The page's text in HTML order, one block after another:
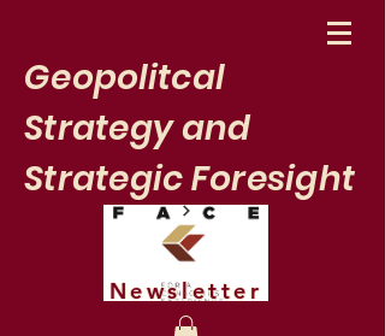
Geopolitcal
Strategy and
Strategic Foresight
Newsletter